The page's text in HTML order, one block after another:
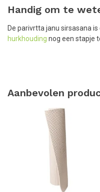
Handig om te
De parivrtta janu sirsasana
hurkhouding nog een stapje
Aanbevolen